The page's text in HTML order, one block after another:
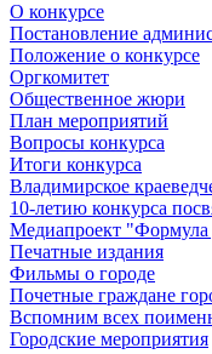
О конкурсе
Постановление
Положение о конкурсе
Оргкомитет
Общественное жюри
План мероприятий
Вопросы конкурса
Итоги конкурса
Владимирское
10-летию конкурса
Медиапроект
Печатные издания
Фильмы о городе
Почетные граждане
Вспомним всех
Городские мероприятия